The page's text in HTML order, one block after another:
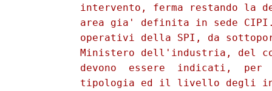
intervento, ferma restando la
area gia' definita in sede
operativi della SPI, da
Ministero dell'industria, del
devono  essere  indicati,  per
tipologia ed il livello degli